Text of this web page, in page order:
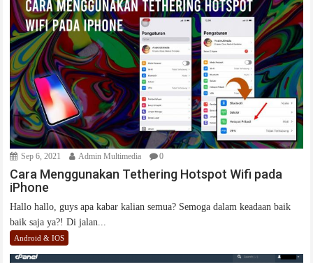
Sep 6, 2021 Admin Multimedia 0
Cara Menggunakan Tethering Hotspot Wifi pada
iPhone
Hallo hallo, guys apa kabar kalian semua? Semoga dalam keadaan baik
baik saja ya?! Di jalan...
Android & IOS